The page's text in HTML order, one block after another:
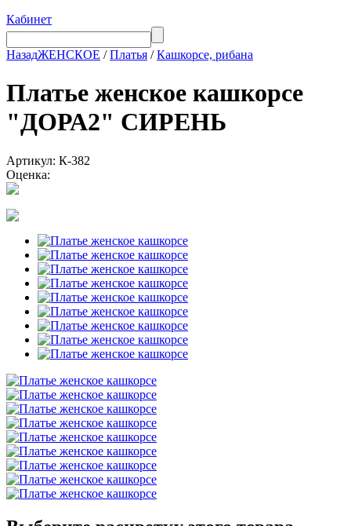
Кабинет
НазадЖЕНСКОЕ /Платья /Кашкорсе, рибана
Платье женское кашкорсе
"ДОРА2" СИРЕНЬ
Артикул: К-382
Оценка: